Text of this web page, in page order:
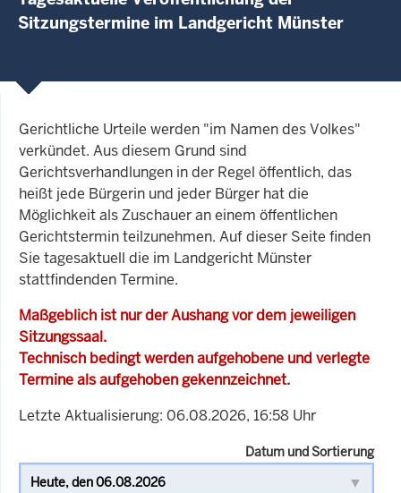
Sitzungstermine im Landgericht Münster
Gerichtliche Urteile werden "im Namen des Volkes"
verkündet. Aus diesem Grund sind
Gerichtsverhandlungen in der Regel öffentlich, das
heißt jede Bürgerin und jeder Bürger hat die
Möglichkeit als Zuschauer an einem öffentlichen
Gerichtstermin teilzunehmen. Auf dieser Seite finden
Sie tagesaktuell die im Landgericht Münster
stattfindenden Termine.
Maßgeblich ist nur der Aushang vor dem jeweiligen
Sitzungssaal.
Technisch bedingt werden aufgehobene und verlegte
Termine als aufgehoben gekennzeichnet.
Letzte Aktualisierung: 06.08.2026, 16:58 Uhr
Datum und Sortierung